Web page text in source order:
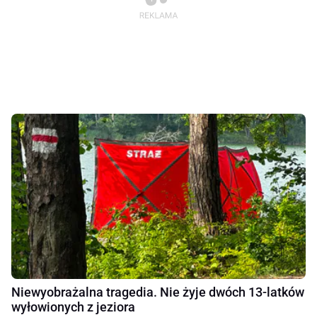
Niewyobrażalna tragedia. Nie żyje dwóch 13-latków
wyłowionych z jeziora